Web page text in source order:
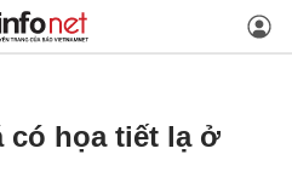
có họa tiết lạ ở